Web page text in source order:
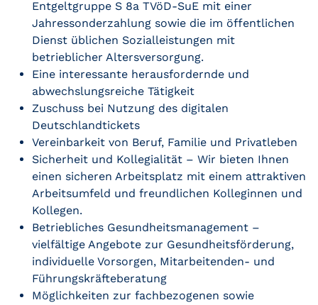
Entgeltgruppe S 8a TVöD-SuE mit einer
Jahressonderzahlung sowie die im öffentlichen
Dienst üblichen Sozialleistungen mit
betrieblicher Altersversorgung.
Eine interessante herausfordernde und
abwechslungsreiche Tätigkeit
Zuschuss bei Nutzung des digitalen
Deutschlandtickets
Vereinbarkeit von Beruf, Familie und Privatleben
Sicherheit und Kollegialität – Wir bieten Ihnen
einen sicheren Arbeitsplatz mit einem attraktiven
Arbeitsumfeld und freundlichen Kolleginnen und
Kollegen.
Betriebliches Gesundheitsmanagement –
vielfältige Angebote zur Gesundheitsförderung,
individuelle Vorsorgen, Mitarbeitenden- und
Führungskräfteberatung
Möglichkeiten zur fachbezogenen sowie